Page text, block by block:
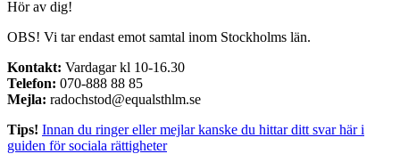
Hör av dig!
OBS! Vi tar endast emot samtal inom Stockholms län.
Kontakt: Vardagar kl 10-16.30
Telefon: 070-888 88 85
Mejla: radochstod@equalsthlm.se
Tips! Innan du ringer eller mejlar kanske du hittar ditt svar här i
guiden för sociala rättigheter